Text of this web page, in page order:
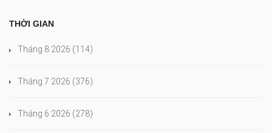
THỜI GIAN
Tháng 8 2026 (114)
Tháng 7 2026 (376)
Tháng 6 2026 (278)